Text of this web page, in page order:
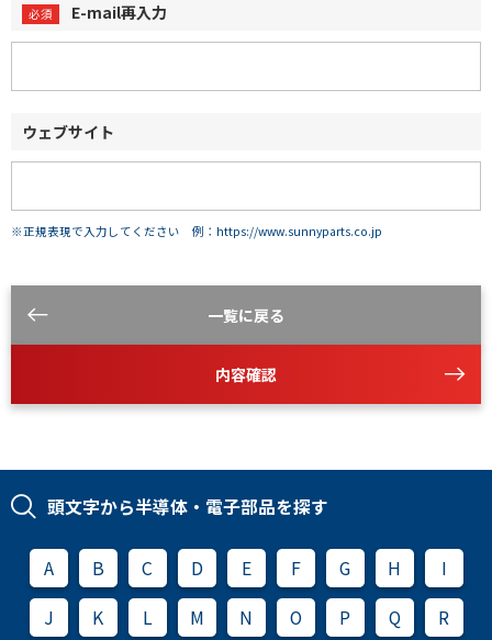
E-mail再入力
ウェブサイト
※正規表現で入力してください 例：https://www.sunnyparts.co.jp
一覧に戻る
内容確認
頭文字から半導体・電子部品を探す
A B C D E F G H
I
J
K L M N O P Q
R